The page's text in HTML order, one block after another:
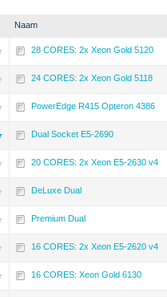
Naam
28 CORES: 2x Xeon Gold 5120
24 CORES: 2x Xeon Gold 5118
PowerEdge R415 Opteron 4386
Dual Socket E5-2690
20 CORES: 2x Xeon E5-2630 v4
DeLuxe Dual
Premium Dual
16 CORES: 2x Xeon E5-2620 v4
16 CORES: Xeon Gold 6130